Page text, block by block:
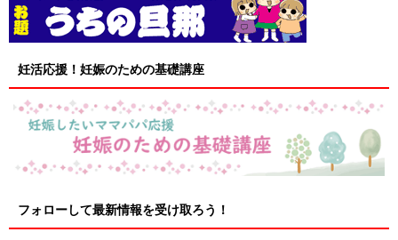
妊活応援！妊娠のための基礎講座
フォローして最新情報を受け取ろう！